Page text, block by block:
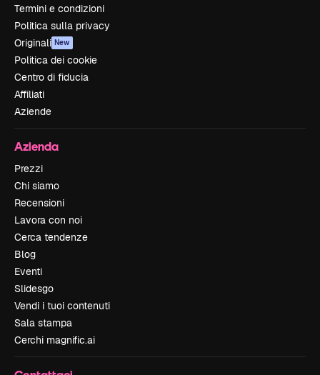
Termini e condizioni
Politica sulla privacy
Originali New
Politica dei cookie
Centro di fiducia
Affiliati
Aziende
Azienda
Prezzi
Chi siamo
Recensioni
Lavora con noi
Cerca tendenze
Blog
Eventi
Slidesgo
Vendi i tuoi contenuti
Sala stampa
Cerchi magnific.ai